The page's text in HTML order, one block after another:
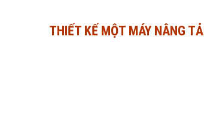
THIẾT KẾ MỘT MÁY NÂNG